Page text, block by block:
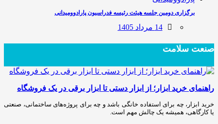
برگزاری دومین جلسه هیئت رئیسه فدراسیون پارادوومیدانی
14 مرداد 1405
صنعت سلامت
راهنمای خرید ابزار؛ از ابزار دستی تا ابزار برقی در یک فروشگاه
خرید ابزار، چه برای استفاده خانگی باشد و چه برای پروژه‌های ساختمانی، صنعتی
یا کارگاهی، همیشه یک چالش مهم است.